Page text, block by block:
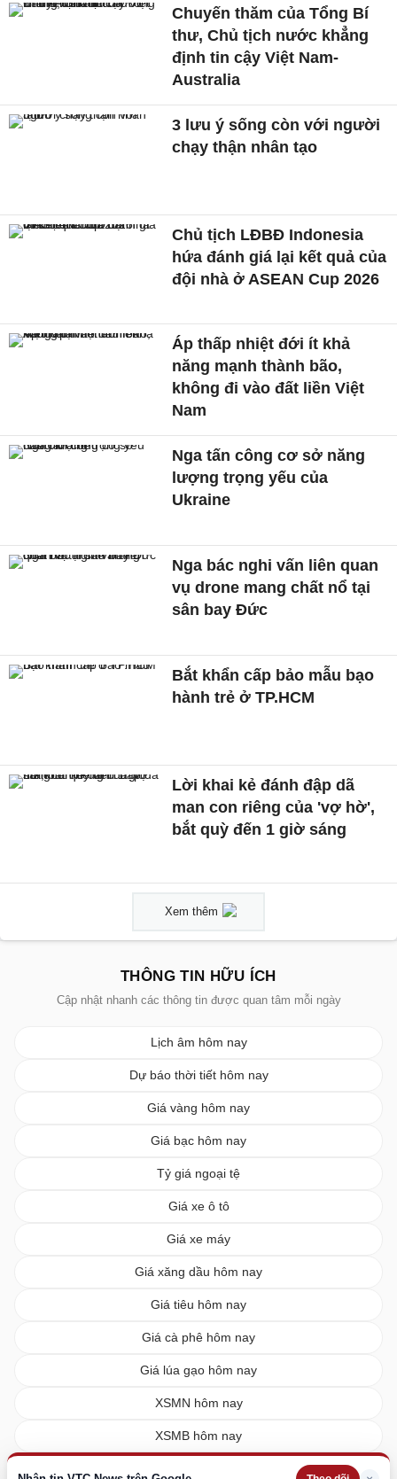
Chuyến thăm của Tổng Bí
thư, Chủ tịch nước khẳng
định tin cậy Việt Nam-
Australia
3 lưu ý sống còn với người
chạy thận nhân tạo
Chủ tịch LĐBĐ Indonesia
hứa đánh giá lại kết quả của
đội nhà ở ASEAN Cup 2026
Áp thấp nhiệt đới ít khả
năng mạnh thành bão,
không đi vào đất liền Việt
Nam
Nga tấn công cơ sở năng
lượng trọng yếu của
Ukraine
Nga bác nghi vấn liên quan
vụ drone mang chất nổ tại
sân bay Đức
Bắt khẩn cấp bảo mẫu bạo
hành trẻ ở TP.HCM
Lời khai kẻ đánh đập dã
man con riêng của 'vợ hờ',
bắt quỳ đến 1 giờ sáng
Xem thêm
THÔNG TIN HỮU ÍCH
Cập nhật nhanh các thông tin được quan tâm mỗi ngày
Lịch âm hôm nay
Dự báo thời tiết hôm nay
Giá vàng hôm nay
Giá bạc hôm nay
Tỷ giá ngoại tệ
Giá xe ô tô
Giá xe máy
Giá xăng dầu hôm nay
Giá tiêu hôm nay
Giá cà phê hôm nay
Giá lúa gạo hôm nay
XSMN hôm nay
XSMB hôm nay